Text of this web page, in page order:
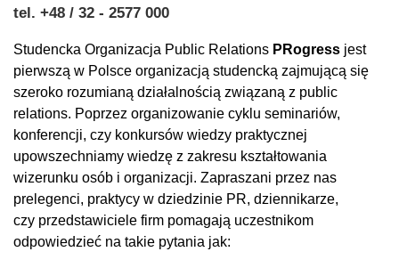
tel. +48 / 32 - 2577 000
Studencka Organizacja Public Relations PRogress jest
pierwszą w Polsce organizacją studencką zajmującą się
szeroko rozumianą działalnością związaną z public
relations. Poprzez organizowanie cyklu seminariów,
konferencji, czy konkursów wiedzy praktycznej
upowszechniamy wiedzę z zakresu kształtowania
wizerunku osób i organizacji. Zapraszani przez nas
prelegenci, praktycy w dziedzinie PR, dziennikarze,
czy przedstawiciele firm pomagają uczestnikom
odpowiedzieć na takie pytania jak: